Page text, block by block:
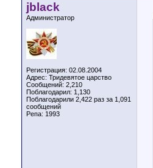
jblack
Администратор
Регистрация: 02.08.2004
Адрес: Тридевятое царство
Сообщений: 2,210
Поблагодарил: 1,130
Поблагодарили 2,422 раз за 1,091
сообщений
Репа: 1993